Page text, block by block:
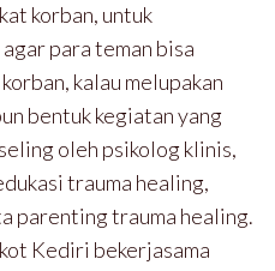
korban, untuk
para teman bisa
kalau melupakan
bentuk kegiatan yang
oleh psikolog klinis,
trauma healing,
parenting trauma healing.
Kediri bekerjasama